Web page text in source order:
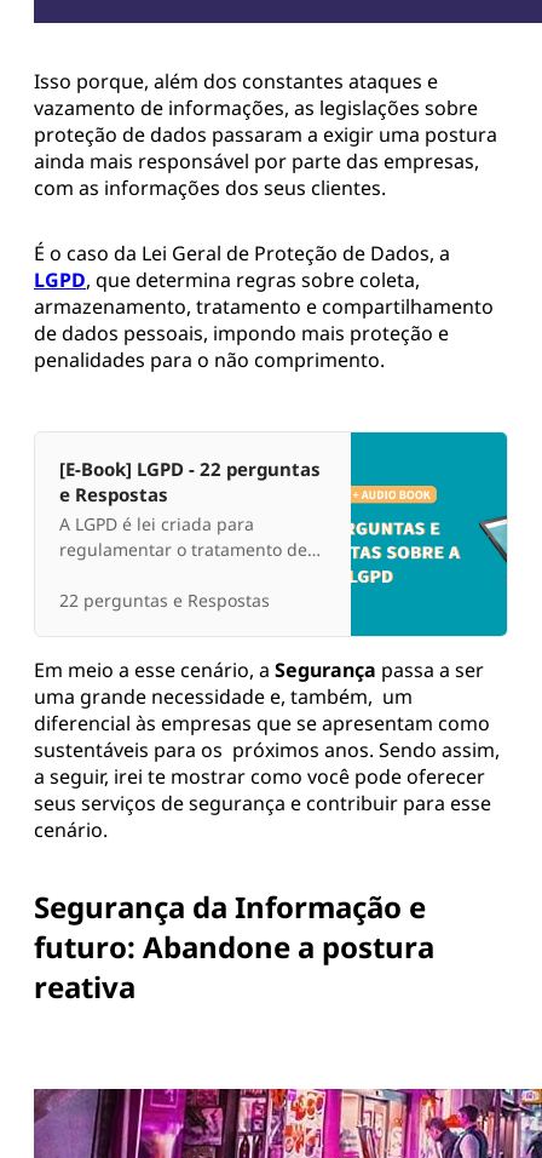
Isso porque, além dos constantes ataques e
vazamento de informações, as legislações sobre
proteção de dados passaram a exigir uma postura
ainda mais responsável por parte das empresas,
com as informações dos seus clientes.
É o caso da Lei Geral de Proteção de Dados, a
LGPD, que determina regras sobre coleta,
armazenamento, tratamento e compartilhamento
de dados pessoais, impondo mais proteção e
penalidades para o não comprimento.
[E-Book] LGPD - 22 perguntas
e Respostas
A LGPD é lei criada para
regulamentar o tratamento de
direitos os titulares dos dados e
22 perguntas e Respostas
Em meio a esse cenário, a Segurança passa a ser
uma grande necessidade e, também, um
diferencial às empresas que se apresentam como
sustentáveis para os próximos anos. Sendo assim,
a seguir, irei te mostrar como você pode oferecer
seus serviços de segurança e contribuir para esse
cenário.
Segurança da Informação e
futuro: Abandone a postura
reativa